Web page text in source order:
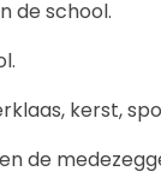
de school.
kerst,
de